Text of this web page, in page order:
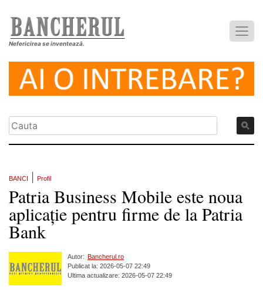
Nefericirea se inventează.
BANCI Profil
Patria Business Mobile este noua
aplicație pentru firme de la Patria
Bank
Autor: Bancherul.ro
Publicat la: 2026-05-07 22:49
Ultima actualizare: 2026-05-07 22:49